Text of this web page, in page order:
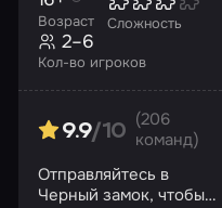
Возраст Сложность
Кол-во игроков
2–6
9.9/10
(206
команд)
Отправляйтесь в
Черный замок, чтобы